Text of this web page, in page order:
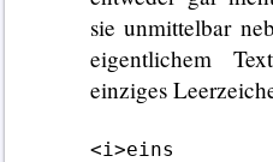
sie unmittelbar
eigentlichem
einziges
<i>eins